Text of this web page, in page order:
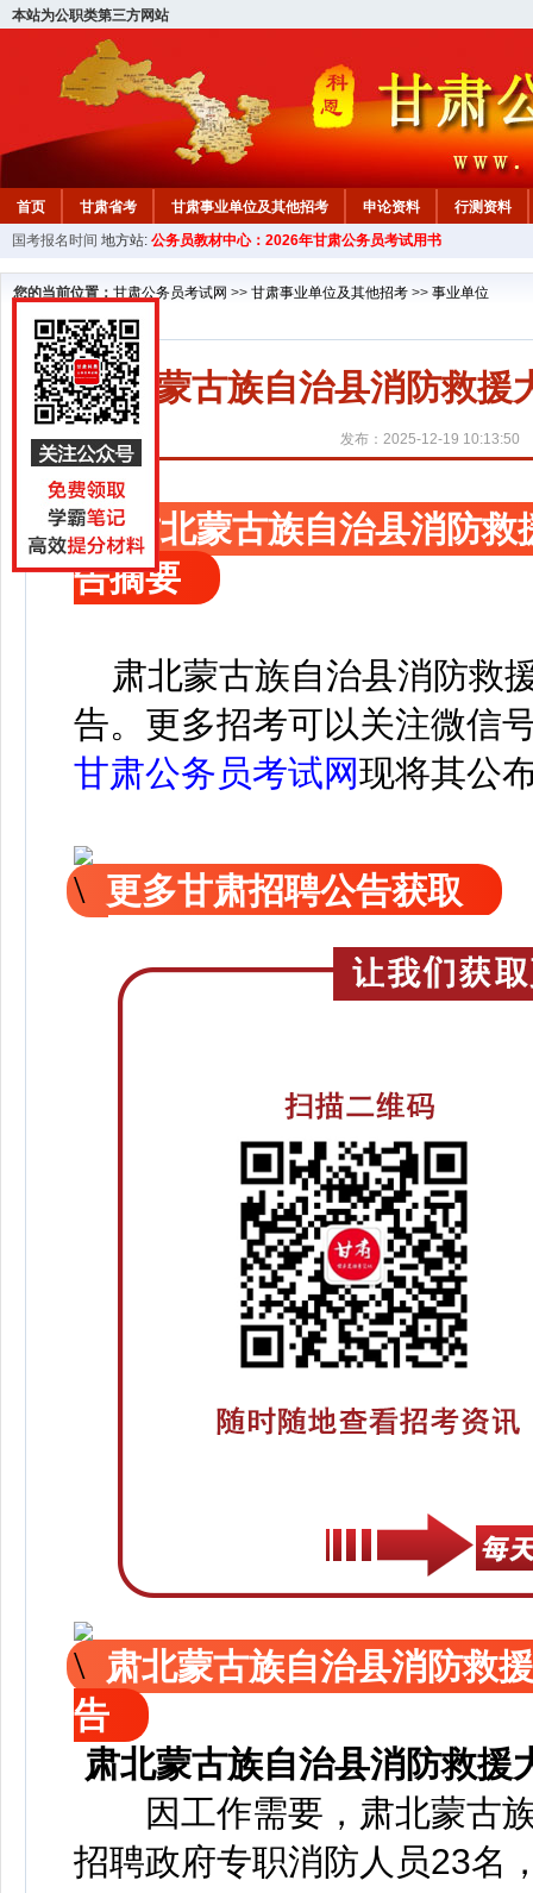
本站为公职类第三方网站
首页 甘肃省考 甘肃事业单位及其他招考 申论资料
行测资料
国考报名时间 地方站: 公务员教材中心：2026年甘肃公务员考试用书
您的当前位置： 甘肃公务员考试网 >> 甘肃事业单位及其他招考 >> 事业单位
肃北蒙古族自治县消防救援
发布：2025-12-19 10:13:50
肃北蒙古族自治县消防
告摘要
肃北蒙古族自治县消防救
告。 更多招考可以关注微信
甘肃公务员考试网现将其公
更多甘肃招聘公告获取
肃北蒙古族自治县消防救
告
肃北蒙古族自治县消防救援
因工作需要，肃北蒙古族
招聘政府专职消防人员23名